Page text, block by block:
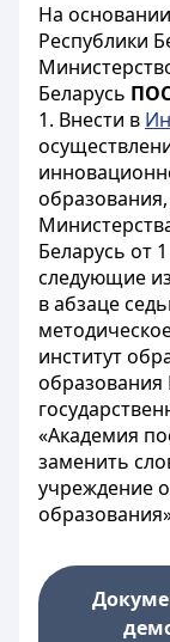
На
Республики
Беларусь
1. Внести в
Беларусь от
следующие
в абзаце
институт
образования
«Академия
заменить
учреждение